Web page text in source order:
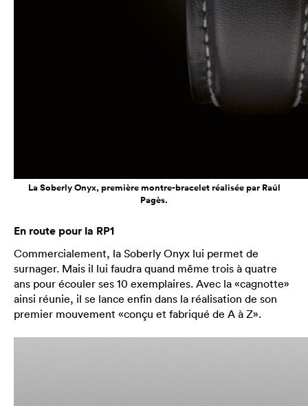
La Soberly Onyx, première montre-bracelet réalisée par Raúl
Pagès.
En route pour la RP1
Commercialement, la Soberly Onyx lui permet de
surnager. Mais il lui faudra quand même trois à quatre
ans pour écouler ses 10 exemplaires. Avec la «cagnotte»
ainsi réunie, il se lance enfin dans la réalisation de son
premier mouvement «conçu et fabriqué de A à Z».